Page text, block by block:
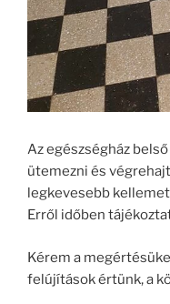
Az egészségház
ütemezni és
legkevesebb
Erről időben
Kérem a
felújítások értünk, a